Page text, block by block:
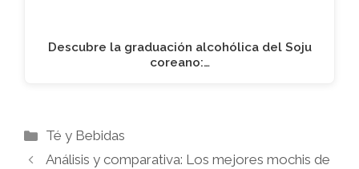
Descubre la graduación alcohólica del Soju
coreano:…
Categorías
Té y Bebidas
Análisis y comparativa: Los mejores mochis de